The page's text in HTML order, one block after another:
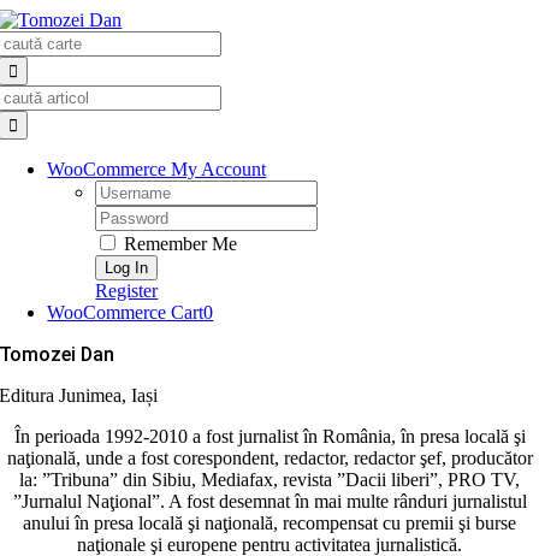
Skip
to
content
WooCommerce My Account
Username:
Password:
Remember Me
Register
WooCommerce Cart0
Tomozei Dan
Editura Junimea, Iași
În perioada 1992-2010 a fost jurnalist în România, în presa locală şi
naţională, unde a fost corespondent, redactor, redactor şef, producător
la: ”Tribuna” din Sibiu, Mediafax, revista ”Dacii liberi”, PRO TV,
”Jurnalul Naţional”. A fost desemnat în mai multe rânduri jurnalistul
anului în presa locală şi naţională, recompensat cu premii şi burse
naţionale şi europene pentru activitatea jurnalistică.